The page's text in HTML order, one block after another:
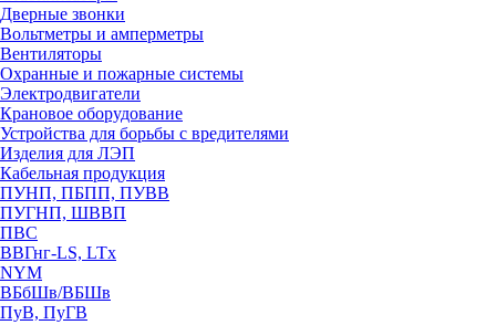
Дверные звонки
Вольтметры и амперметры
Вентиляторы
Охранные и пожарные системы
Электродвигатели
Крановое оборудование
Устройства для борьбы с вредителями
Изделия для ЛЭП
Кабельная продукция
ПУНП, ПБПП, ПУВВ
ПУГНП, ШВВП
ПВС
ВВГнг-LS, LTx
NYM
ВБбШв/ВБШв
ПуВ, ПуГВ